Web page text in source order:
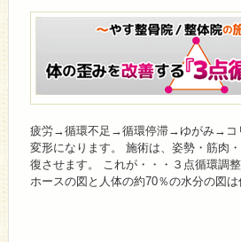
疲労→循環不足→循環停滞→ゆがみ→
変形になります。 施術は、姿勢・筋肉
復させます。 これが・・・３点循環調
ホースの図と人体の約70％の水分の図は